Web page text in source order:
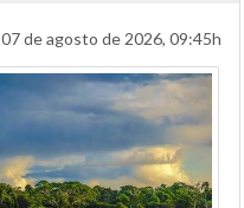
07 de agosto de 2026, 09:45h